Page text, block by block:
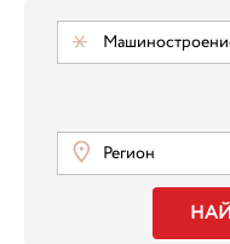
Машиностроение,
Регион